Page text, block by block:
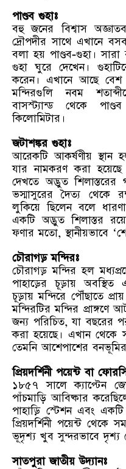
পাণ্ডব গুহাঃ
বহু জনের বিশ্বাস
দ্রৌপদীর সাথে এখানে
বলা হয় পাণ্ডব-গুহা।
গুহা ঘুরে দেখেন।
করেন। এখানে আছে বেশ
মন্দিরগুলি নবম
বাসস্ট্যান্ড থেকে
কিলোমিটার।
জটাশঙ্কর গুহাঃ
আরেকটি আকর্ষণীয় স্থান
যার নামকরণ করা
দেখতে অদ্ভুত
ভস্মাসুরের দৈত্য থেকে
লুকিয়ে ছিলেন বলে
একটি অদ্ভুত শিলাস্তর
ফণার মতো, স্থানীয়ভাবে
চৌরাগড় মন্দিরঃ
চৌরাগড় মন্দির হল
পাহাড়ের চূড়ায়
চূড়ায় মন্দিরে পৌঁছাতে
মন্দিরটির মন্দির প্রাঙ্গণে
জন্য পরিচিত, যা বছরের
করা হয়েছে। এখান থেকে
তেমনি আশেপাশের
প্রিয়দর্শিনী পয়েন্ট বা
১৮৫৭ সালে ক্যাপ্টেন
পাঁচমাড়ি আবিষ্কার
পাহাড়ি স্টেশন এবং একটি
প্রিয়দর্শিনী পয়েন্ট থেকে
ভূদৃশ্য খুব সুন্দরভাবে দৃশ্য
সাতপুরা জাতীয় উদ্যানঃ